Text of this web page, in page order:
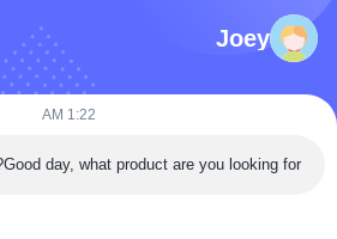
Joey
1:22 AM
Good day, what product are you looking for?